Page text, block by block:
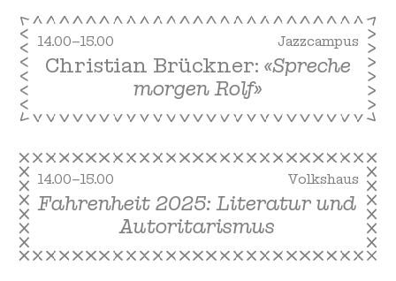
14.00–15.00 Jazzcampus
Christian Brückner:«Spreche
morgen Rolf»
14.00–15.00 Volkshaus
Fahrenheit 2025: Literatur und
Autoritarismus